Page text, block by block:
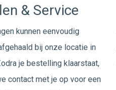
& Service
kunnen eenvoudig
bij onze locatie in
je bestelling klaarstaat,
contact met je op voor een